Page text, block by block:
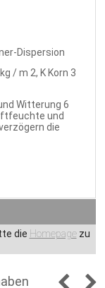
Dispersion
/ m 2, K Korn 3
Witterung 6
und
die
die Homepagezu